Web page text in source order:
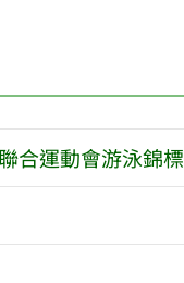
合運動會游泳錦